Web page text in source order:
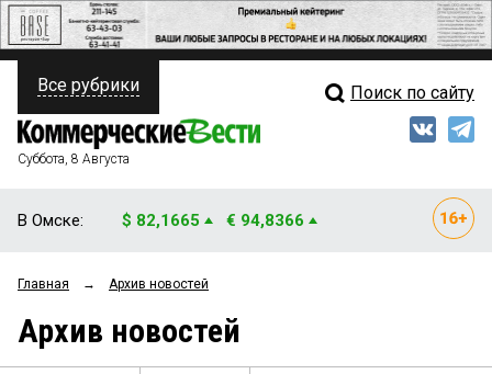
ПОЛИТИКА
ФИНАНСЫ
ОБЩЕСТВО
ЗАКОН
Свежий выпуск
Все рубрики Поиск по сайту
Суббота, 8 Августа
В Омске: $ 82,1665 € 94,8366
Главная → Архив новостей
Архив новостей